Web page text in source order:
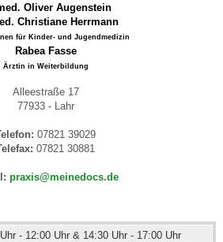
Oliver Augenstein
Christiane Herrmann
für Kinder- und Jugendmedizin
Rabea Fasse
Ärztin in Weiterbildung
Alleestraße 17
77933 - Lahr
07821 39029
07821 30881
praxis@meinedocs.de
- 12:00 Uhr & 14:30 Uhr - 17:00 Uhr